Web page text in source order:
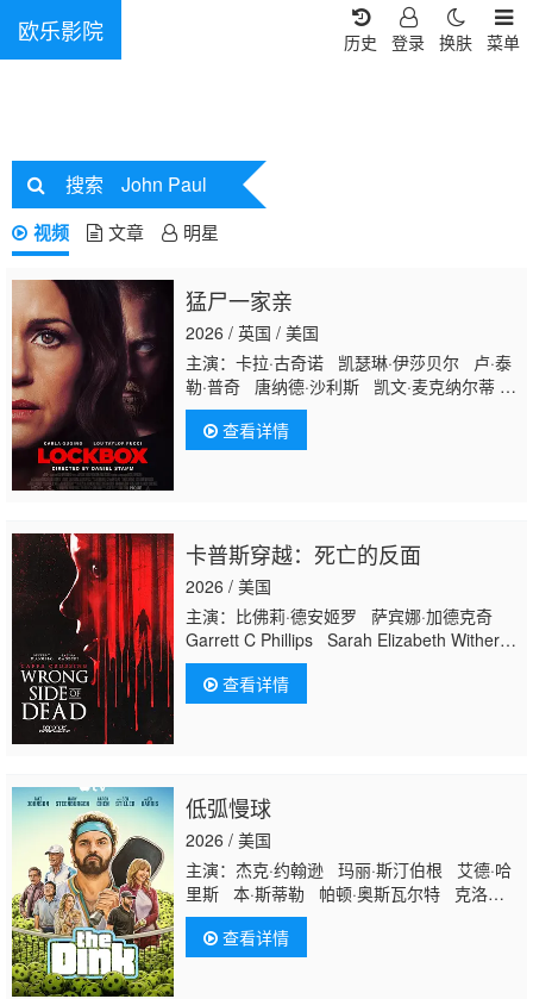
欧乐影院 菜单
换肤
登录
历史
搜索 John Paul
视频 文章 明星
猛尸一家亲
2026 / 英国 / 美国
主演：卡拉·古奇诺 凯瑟琳·伊莎贝尔 卢·泰
勒·普奇 唐纳德·沙利斯 凯文·麦克纳尔蒂
Jason William Day 杰森·麦金农 罗曼·金赛
拉 杰卡·博尚 Darcey Johnson Aedan
Edwards Lee Tichon Kenny Wood-Schatz
查看详情
卡普斯穿越：死亡的反面
2026 / 美国
主演：比佛莉·德安姬罗 萨宾娜·加德克奇
Garrett C Phillips Sarah Elizabeth Withers
Mattie Maderos Shawna Della-Ricca Gary
Cooney John Ryan McLaughlin Kasey
Keys David L. Peters Noel Farmer
查看详情
低弧慢球
2026 / 美国
主演：杰克·约翰逊 玛丽·斯汀伯根 艾德·哈
里斯 本·斯蒂勒 帕顿·奥斯瓦尔特 克洛伊·
菲内曼 克里斯·帕内尔 亚伦·陈 安迪·罗迪
克 克里斯蒂娜·泰勒 维恩·维尔德森 印第安
娜·艾尔 艾丽·简 Nathan Blair 肯特·绍克内
查看详情